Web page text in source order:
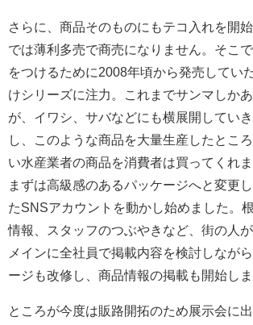
さらに、商品そのものにもテコ入れを開
では薄利多売で商売になりません。そこ
をつけるために2008年頃から発売してい
けシリーズに注力。これまでサンマしか
が、イワシ、サバなどにも横展開してい
し、このような商品を大量生産したとこ
い水産業者の商品を消費者は買ってくれま
まずは高級感のあるパッケージへと変更
たSNSアカウントを動かし始めました。
情報、スタッフのつぶやきなど、街の人
メインに全社員で掲載内容を検討しなが
ージも改修し、商品情報の掲載も開始しま
ところが今度は販路開拓のため展示会に